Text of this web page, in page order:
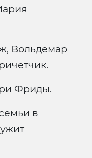
Вольдемар
Фриды.
в